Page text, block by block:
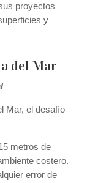
proyectos
y
del Mar
Mar, el desafío
metros de
costero.
error de